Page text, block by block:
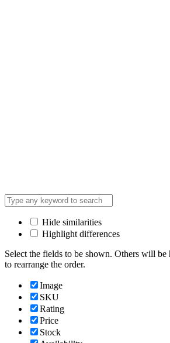
Hide similarities
Highlight differences
Select the fields to be shown. Others will
to rearrange the order.
Image
SKU
Rating
Price
Stock